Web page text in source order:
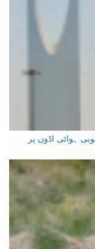
ہوائی اڈوں پر